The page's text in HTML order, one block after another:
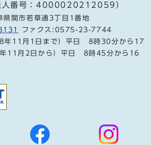
人番号：4000020212059）
関市若草通3丁目1番地
ファクス:0575-23-7744
8年11月1日まで）平日 8時30分から17
11月2日から）平日 8時45分から16